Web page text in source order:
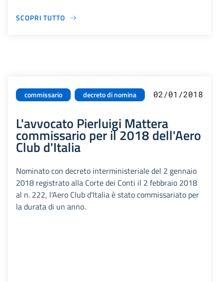
SCOPRI TUTTO
commissario decreto di nomina 02/01/2018
L'avvocato Pierluigi Mattera
commissario per il 2018 dell'Aero
Club d'Italia
Nominato con decreto interministeriale del 2 gennaio
2018 registrato alla Corte dei Conti il 2 febbraio 2018
al n. 222, l'Aero Club d'Italia è stato commissariato per
la durata di un anno.